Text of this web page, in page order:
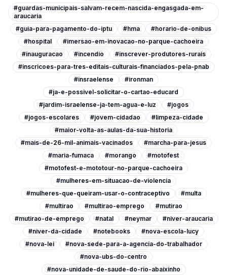
#guardas-municipais-salvam-recem-nascida-engasgada-em-
araucaria
#guia-para-pagamento-do-iptu
#hma
#horario-de-onibus
#hospital
#imersao-em-inovacao-no-parque-cachoeira
#inauguracao
#incendio
#inscrever-produtores-rurais
#inscricoes-para-tres-editais-culturais-financiados-pela-pnab
#insraelense
#ironman
#ja-e-possivel-solicitar-o-cartao-educard
#jardim-israelense-ja-tem-agua-e-luz
#jogos
#jogos-escolares
#jovem-cidadao
#limpeza-cidade
#maior-volta-as-aulas-da-sua-historia
#mais-de-26-mil-animais-vacinados
#marcha-para-jesus
#maria-fumaca
#morango
#motofest
#motofest-e-mototour-no-parque-cachoeira
#mulheres-em-situacao-de-violencia
#mulheres-que-queiram-usar-o-contraceptivo
#multa
#multirao
#multirao-emprego
#mutirao
#mutirao-de-emprego
#natal #neymar
#niver-araucaria
#niver-da-cidade
#notebooks
#nova-escola-lucy
#nova-lei
#nova-sede-para-a-agencia-do-trabalhador
#nova-ubs-do-centro
#nova-unidade-de-saude-do-rio-abaixinho